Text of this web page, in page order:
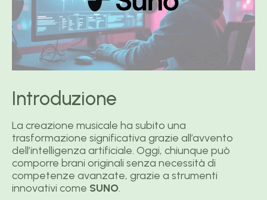
Introduzione
La creazione musicale ha subito una
trasformazione significativa grazie all’avvento
dell’intelligenza artificiale. Oggi, chiunque può
comporre brani originali senza necessità di
competenze avanzate, grazie a strumenti
innovativi come SUNO.